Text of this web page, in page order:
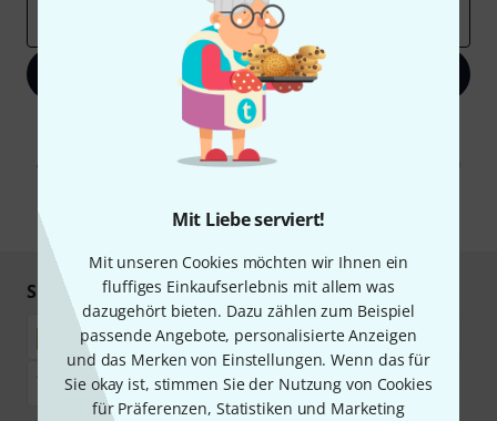
Mit Liebe serviert!
Mit unseren Cookies möchten wir Ihnen ein
fluffiges Einkaufserlebnis mit allem was
dazugehört bieten. Dazu zählen zum Beispiel
passende Angebote, personalisierte Anzeigen
und das Merken von Einstellungen. Wenn das für
Sie okay ist, stimmen Sie der Nutzung von Cookies
für Präferenzen, Statistiken und Marketing
Jetzt anmelden
Mit Klick auf „Jetzt anmelden“ stimmen Sie dem Erhalt von E-Mail-
Werbung und einer Messung des E-Mail-Nutzungsverhaltens zu. Die
Abmeldung ist jederzeit möglich. Weitere Informationen finden Sie in
* Pflichtfeld
Sicher einkaufen & bezahlen